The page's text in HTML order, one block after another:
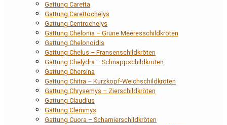
Gattung Caretta
Gattung Carettochelys
Gattung Centrochelys
Gattung Chelonia – Grüne Meeresschildkröten
Gattung Chelonoidis
Gattung Chelus – Fransenschildkröten
Gattung Chelydra – Schnappschildkröten
Gattung Chersina
Gattung Chitra – Kurzkopf-Weichschildkröten
Gattung Chrysemys – Zierschildkröten
Gattung Claudius
Gattung Clemmys
Gattung Cuora – Scharnierschildkröten